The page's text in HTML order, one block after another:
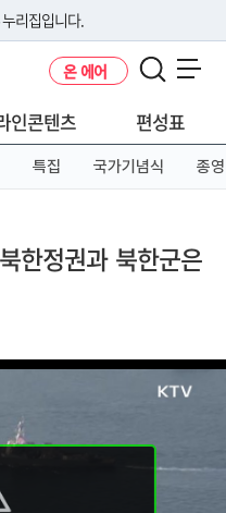
리집입니다.
를 사용하고 있다면 아래 URL에
온 에어
인콘텐츠 편성표
특집 국가기념식 종영
한정권과 북한군은